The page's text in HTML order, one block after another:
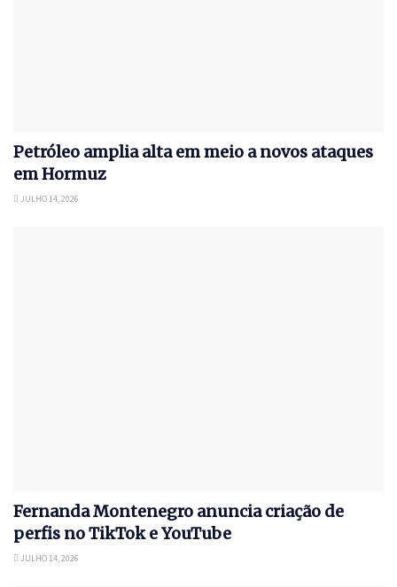
Petróleo amplia alta em meio a novos ataques
em Hormuz
JULHO 14, 2026
Fernanda Montenegro anuncia criação de
perfis no TikTok e YouTube
JULHO 14, 2026